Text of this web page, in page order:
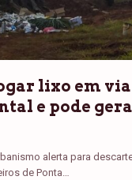
lixo em
e pode
alerta para
de Ponta…